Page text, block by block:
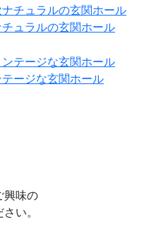
ュラルの玄関ホール
ージな玄関ホール
興味の
い。